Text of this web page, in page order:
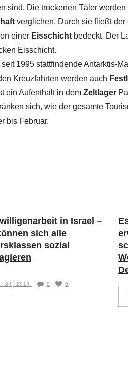
sind. Die trockenen Täler
verglichen. Durch sie fließt der
einer Eisschicht bedeckt. Der
Eisschicht.
1995 stattfindende Antarktis-
Kreuzfahrten werden auch
ein Aufenthalt in demZeltlager
sich, wie der gesamte
bis Februar.
in Israel –
sich alle
sozial
24, 2014 0 0